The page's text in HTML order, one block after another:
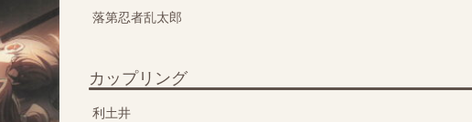
落第忍者乱太郎
カップリング
利土井